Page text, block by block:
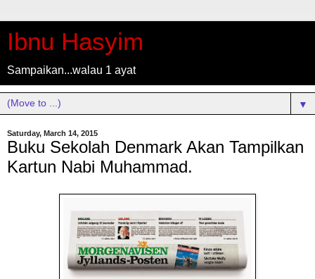
Ibnu Hasyim
Sampaikan...walau 1 ayat
▼
Saturday, March 14, 2015
Buku Sekolah Denmark Akan Tampilkan
Kartun Nabi Muhammad.